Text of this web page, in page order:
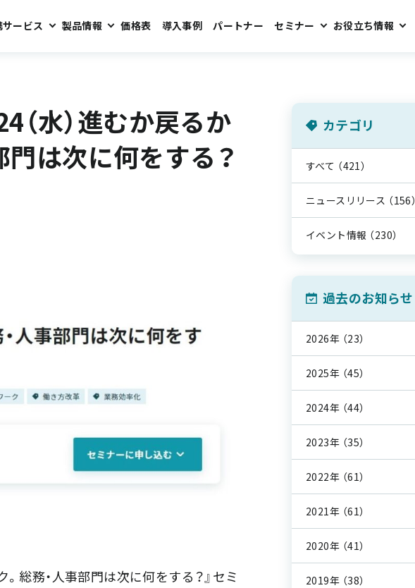
ービス 製品情報 価格表 導入事例 パートナー セミナー お役立ち情報
（水）進むか戻るか
門は次に何をする？
総務・人事部門は次に何をする？』セミ
カテゴリ
すべて （421）
ニュースリリース （156）
イベント情報 （230）
過去のお知らせ
2026年 （23）
2025年 （45）
2024年 （44）
2023年 （35）
2022年 （61）
2021年 （61）
2020年 （41）
2019年 （38）